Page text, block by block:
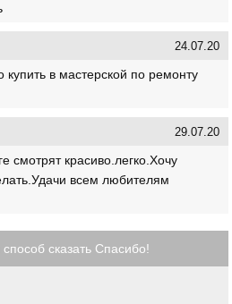
24.07.20
в мастерской по ремонту
29.07.20
смотрят красиво.легко.Хочу
всем любителям
сказать Спасибо!